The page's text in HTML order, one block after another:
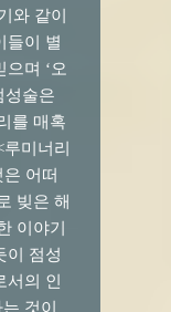
와 같이
들이 별
으며 ‘오
성술은
를 매혹
미너리
어떠
빚은 해
이야기
이 점성
서의 인
것이